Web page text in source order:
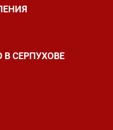
СЕРПУХОВЕ